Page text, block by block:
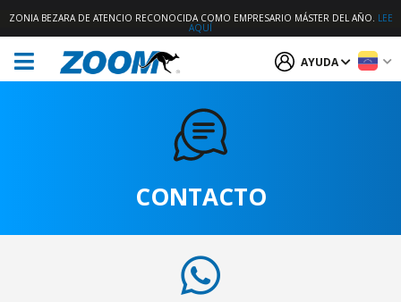
ZONIA BEZARA DE ATENCIO RECONOCIDA COMO EMPRESARIO MÁSTER DEL AÑO. LEE
AQUÍ
AYUDA
CONTACTO